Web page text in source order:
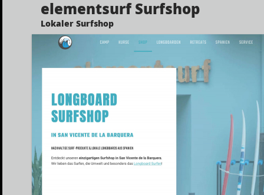
elementsurf Surfshop
Lokaler Surfshop